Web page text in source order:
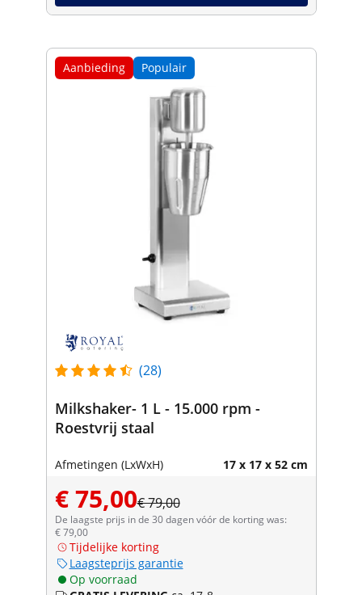
Aanbieding Populair
(28)
Milkshaker- 1 L - 15.000 rpm -
Roestvrij staal
Afmetingen (LxWxH) 17 x 17 x 52 cm
€ 75,00€ 79,00
De laagste prijs in de 30 dagen vóór de korting was:
€ 79,00
Tijdelijke korting
Laagsteprijs garantie
Op voorraad